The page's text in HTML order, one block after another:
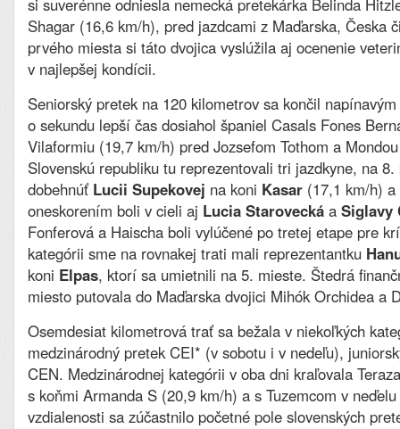
si suverénne odniesla nemecká pretekárka Belinda
Shagar (16,6 km/h), pred jazdcami z Maďarska, Česka
prvého miesta si táto dvojica vyslúžila aj ocenenie
v najlepšej kondícii.
Seniorský pretek na 120 kilometrov sa končil
o sekundu lepší čas dosiahol španiel Casals Fones
Vilaformiu (19,7 km/h) pred Jozsefom Tothom a
Slovenskú republiku tu reprezentovali tri jazdkyne, na
dobehnúť Lucii Supekovej na koni Kasar (17,1 km/h)
oneskorením boli v cieli aj Lucia Starovecká a Siglavy
Fonferová a Haischa boli vylúčené po tretej etape pre
kategórii sme na rovnakej trati mali reprezentantku
koni Elpas, ktorí sa umietnili na 5. mieste. Štedrá
miesto putovala do Maďarska dvojici Mihók Orchidea a
Osemdesiat kilometrová trať sa bežala v niekoľkých
medzinárodný pretek CEI* (v sobotu i v nedeľu),
CEN. Medzinárodnej kategórii v oba dni kraľovala
s koňmi Armanda S (20,9 km/h) a s Tuzemcom v
vzdialenosti sa zúčastnilo početné pole slovenských